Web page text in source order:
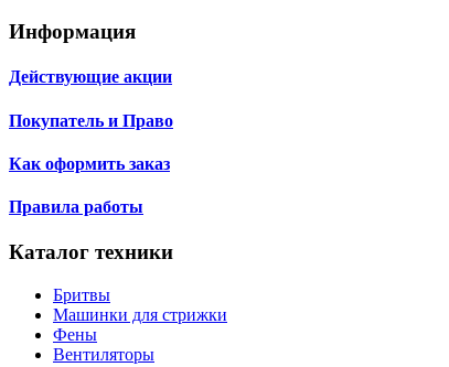
Информация
Действующие акции
Покупатель и Право
Как оформить заказ
Правила работы
Каталог техники
Бритвы
Машинки для стрижки
Фены
Вентиляторы